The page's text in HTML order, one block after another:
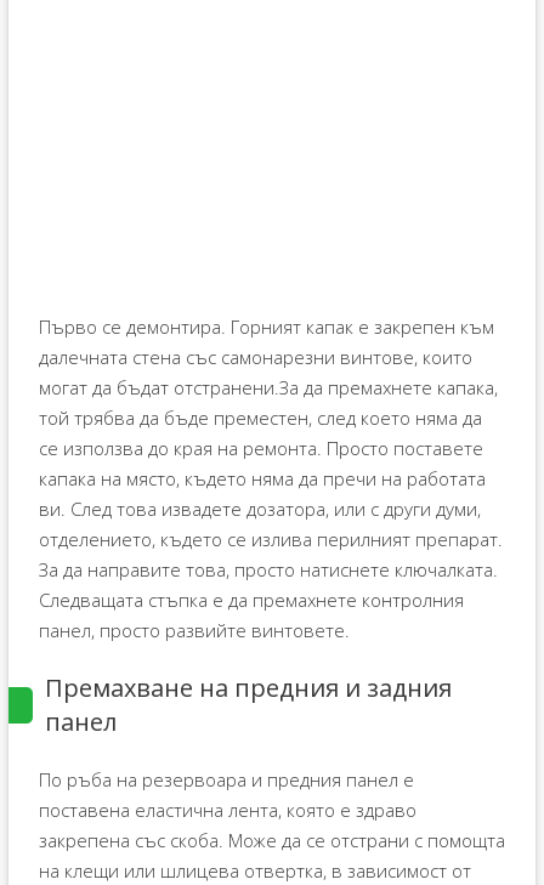
Първо се демонтира. Горният капак е закрепен към
далечната стена със самонарезни винтове, които
могат да бъдат отстранени.За да премахнете капака,
той трябва да бъде преместен, след което няма да
се използва до края на ремонта. Просто поставете
капака на място, където няма да пречи на работата
ви. След това извадете дозатора, или с други думи,
отделението, където се излива перилният препарат.
За да направите това, просто натиснете ключалката.
Следващата стъпка е да премахнете контролния
панел, просто развийте винтовете.
Премахване на предния и задния
панел
По ръба на резервоара и предния панел е
поставена еластична лента, която е здраво
закрепена със скоба. Може да се отстрани с помощта
на клещи или шлицева отвертка, в зависимост от